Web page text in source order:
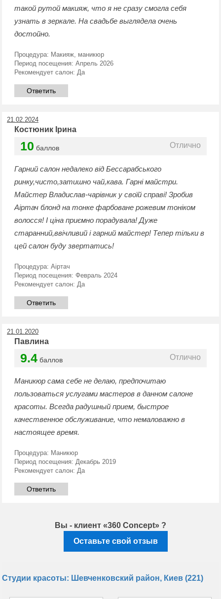
такой рутой макияж, что я не сразу смогла себя
узнать в зеркале. На свадьбе выглядела очень
достойно.
Процедура: Макияж, маникюр
Период посещения: Апрель 2026
Рекомендует салон: Да
Ответить
21.02.2024
Костюник Ірина
10 баллов Отлично
Гарний салон недалеко від Бессарабського
ринку,чисто,затишно чай,кава. Гарні майстри.
Майстер Владислав-чарівник у своїй справі! Зробив
Аіртач блонд на тонке фарбоване рожевим тоніком
волосся! І ціна приємно порадувала! Дуже
старанний,ввічливий і гарний майстер! Тепер тільки в
цей салон буду звертатись!
Процедура: Аіртач
Период посещения: Февраль 2024
Рекомендует салон: Да
Ответить
21.01.2020
Павлина
9.4 баллов Отлично
Маникюр сама себе не делаю, предпочитаю
пользоваться услугами мастеров в данном салоне
красоты. Всегда радушный прием, быстрое
качественное обслуживание, что немаловажно в
настоящее время.
Процедура: Маникюр
Период посещения: Декабрь 2019
Рекомендует салон: Да
Ответить
Вы - клиент «360 Concept» ?
Оставьте свой отзыв
Студии красоты: Шевченковский район, Киев (221)